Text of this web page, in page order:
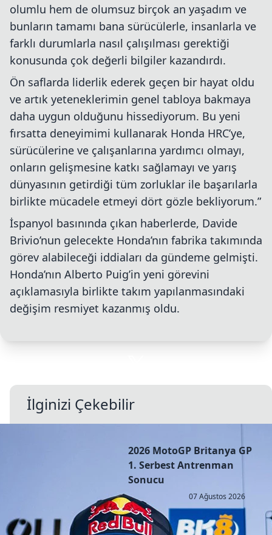
olumlu hem de olumsuz birçok an yaşadım ve
bunların tamamı bana sürücülerle, insanlarla ve
farklı durumlarla nasıl çalışılması gerektiği
konusunda çok değerli bilgiler kazandırdı.
Ön saflarda liderlik ederek geçen bir hayat oldu
ve artık yeteneklerimin genel tabloya bakmaya
daha uygun olduğunu hissediyorum. Bu yeni
fırsatta deneyimimi kullanarak Honda HRC’ye,
sürücülerine ve çalışanlarına yardımcı olmayı,
onların gelişmesine katkı sağlamayı ve yarış
dünyasının getirdiği tüm zorluklar ile başarılarla
birlikte mücadele etmeyi dört gözle bekliyorum.”
İspanyol basınında çıkan haberlerde, Davide
Brivio’nun gelecekte Honda’nın fabrika takımında
görev alabileceği iddiaları da gündeme gelmişti.
Honda’nın Alberto Puig’in yeni görevini
açıklamasıyla birlikte takım yapılanmasındaki
değişim resmiyet kazanmış oldu.
İlginizi Çekebilir
2026 MotoGP Britanya GP
1. Serbest Antrenman
Sonucu
07 Ağustos 2026